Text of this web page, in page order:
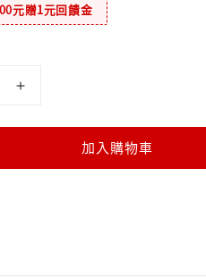
元贈1元回饋金
加入購物車